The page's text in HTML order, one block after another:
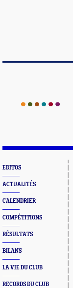
EDITOS
ACTUALITÉS
CALENDRIER
COMPÉTITIONS
RÉSULTATS
BILANS
LA VIE DU CLUB
RECORDS DU CLUB